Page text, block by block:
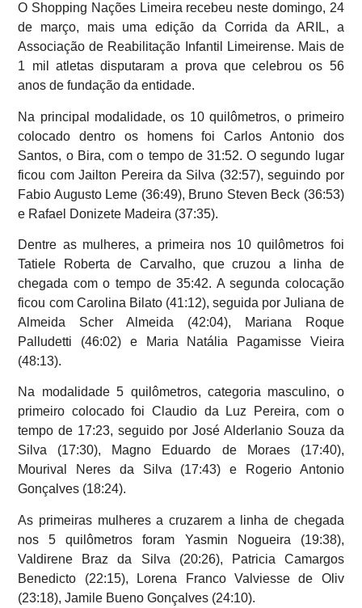
O Shopping Nações Limeira recebeu neste domingo, 24
de março, mais uma edição da Corrida da ARIL, a
Associação de Reabilitação Infantil Limeirense. Mais de
1 mil atletas disputaram a prova que celebrou os 56
anos de fundação da entidade.
Na principal modalidade, os 10 quilômetros, o primeiro
colocado dentro os homens foi Carlos Antonio dos
Santos, o Bira, com o tempo de 31:52. O segundo lugar
ficou com Jailton Pereira da Silva (32:57), seguindo por
Fabio Augusto Leme (36:49), Bruno Steven Beck (36:53)
e Rafael Donizete Madeira (37:35).
Dentre as mulheres, a primeira nos 10 quilômetros foi
Tatiele Roberta de Carvalho, que cruzou a linha de
chegada com o tempo de 35:42. A segunda colocação
ficou com Carolina Bilato (41:12), seguida por Juliana de
Almeida Scher Almeida (42:04), Mariana Roque
Palludetti (46:02) e Maria Natália Pagamisse Vieira
(48:13).
Na modalidade 5 quilômetros, categoria masculino, o
primeiro colocado foi Claudio da Luz Pereira, com o
tempo de 17:23, seguido por José Alderlanio Souza da
Silva (17:30), Magno Eduardo de Moraes (17:40),
Mourival Neres da Silva (17:43) e Rogerio Antonio
Gonçalves (18:24).
As primeiras mulheres a cruzarem a linha de chegada
nos 5 quilômetros foram Yasmin Nogueira (19:38),
Valdirene Braz da Silva (20:26), Patricia Camargos
Benedicto (22:15), Lorena Franco Valviesse de Oliv
(23:18), Jamile Bueno Gonçalves (24:10).